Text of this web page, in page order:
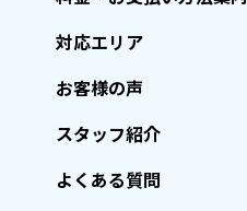
対応エリア
お客様の声
スタッフ紹介
よくある質問